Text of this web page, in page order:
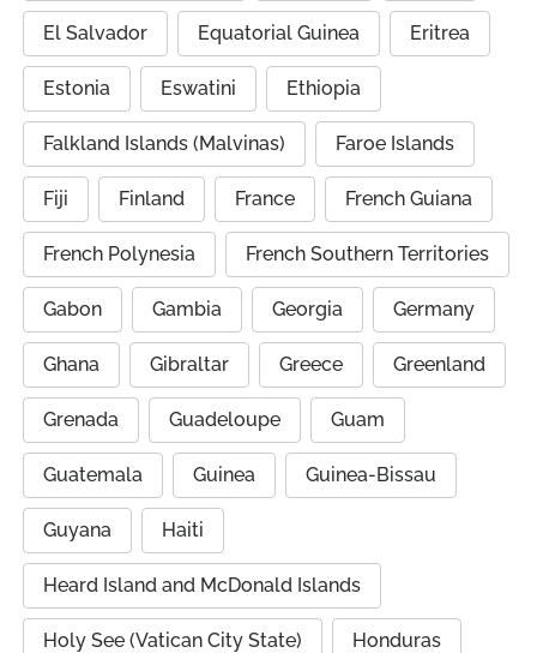
El Salvador Equatorial Guinea Eritrea
Estonia Eswatini Ethiopia
Falkland Islands (Malvinas) Faroe Islands
Fiji Finland France French Guiana
French Polynesia French Southern Territories
Gabon Gambia Georgia Germany
Ghana Gibraltar Greece Greenland
Grenada Guadeloupe Guam
Guatemala Guinea Guinea-Bissau
Guyana Haiti
Heard Island and McDonald Islands
Holy See (Vatican City State) Honduras